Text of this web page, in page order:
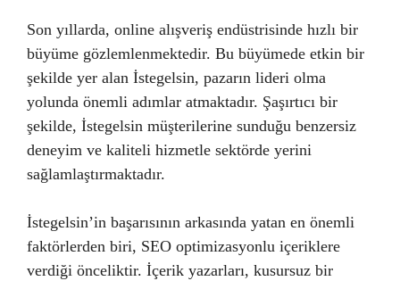
Son yıllarda, online alışveriş endüstrisinde hızlı bir
büyüme gözlemlenmektedir. Bu büyümede etkin bir
şekilde yer alan İstegelsin, pazarın lideri olma
yolunda önemli adımlar atmaktadır. Şaşırtıcı bir
şekilde, İstegelsin müşterilerine sunduğu benzersiz
deneyim ve kaliteli hizmetle sektörde yerini
sağlamlaştırmaktadır.
İstegelsin’in başarısının arkasında yatan en önemli
faktörlerden biri, SEO optimizasyonlu içeriklere
verdiği önceliktir. İçerik yazarları, kusursuz bir